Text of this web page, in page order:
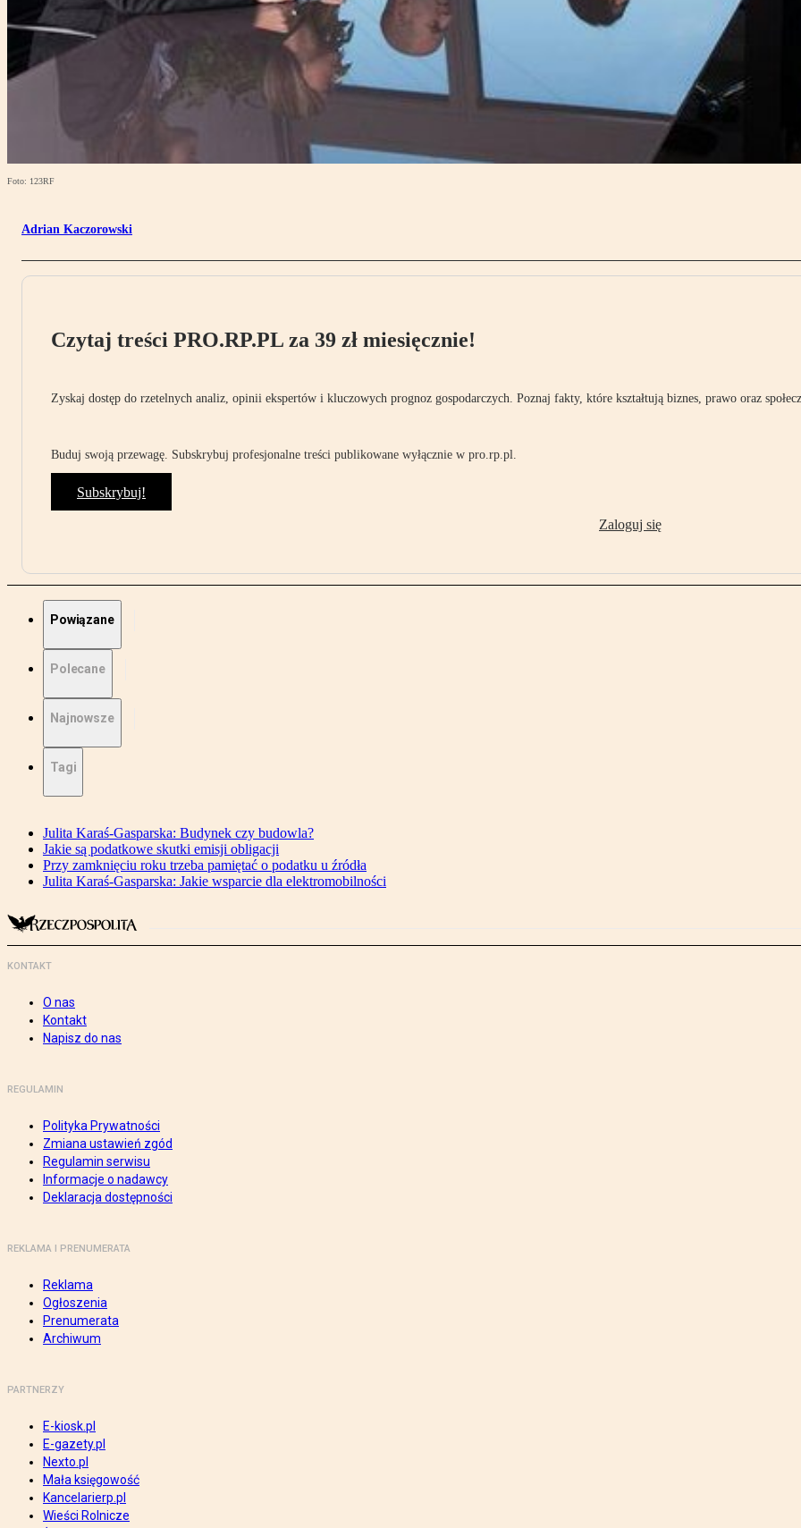
Foto: 123RF
Adrian Kaczorowski
Czytaj treści PRO.RP.PL za 39 zł miesięcznie!
Zyskaj dostęp do rzetelnych analiz, opinii ekspertów i kluczowych prognoz gospodarczych. Poznaj fakty, które kształtują biznes, prawo oraz
Buduj swoją przewagę. Subskrybuj profesjonalne treści publikowane wyłącznie w pro.rp.pl.
Subskrybuj!
Zaloguj się
Powiązane
Polecane
Najnowsze
Tagi
Julita Karaś-Gasparska: Budynek czy budowla?
Jakie są podatkowe skutki emisji obligacji
Przy zamknięciu roku trzeba pamiętać o podatku u źródła
Julita Karaś-Gasparska: Jakie wsparcie dla elektromobilności
KONTAKT
O nas
Kontakt
Napisz do nas
REGULAMIN
Polityka Prywatności
Zmiana ustawień zgód
Regulamin serwisu
Informacje o nadawcy
Deklaracja dostępności
REKLAMA I PRENUMERATA
Reklama
Ogłoszenia
Prenumerata
Archiwum
PARTNERZY
E-kiosk.pl
E-gazety.pl
Nexto.pl
Mała księgowość
Kancelarierp.pl
Wieści Rolnicze